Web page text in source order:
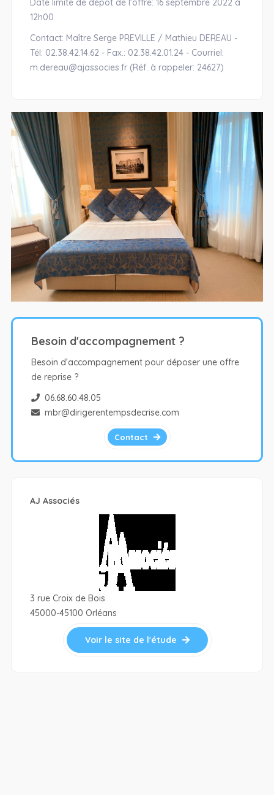
Date limite de dépôt de l'offre: 16 septembre 2022 à
12h00
Contact: Maître Serge PREVILLE / Mathieu DEREAU -
Tél: 02.38.42.14.62 - Fax.: 02.38.42.01.24 - Courriel:
m.dereau@ajassocies.fr (Réf. à rappeler: 24627)
Besoin d'accompagnement ?
Besoin d’accompagnement pour déposer une offre
de reprise ?
06.68.60.48.05
mbr@dirigerentempsdecrise.com
Contact
AJ Associés
3 rue Croix de Bois
45000-45100 Orléans
Voir le site de l'étude